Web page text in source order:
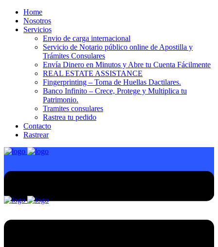
Home
Nosotros
Servicios
Envio de carga internacional
Servicio de Notario público online de Apostilla y
Trámites Consulares
Envía Dinero en Minutos y Abre tu Cuenta Fácilmente
REAL ESTATE ASSISTANCE
Fingerprinting – Toma de Huellas Dactilares.
Banco Infinito – Crece, Protege y Multiplica tu
Patrimonio.
Tramites consulares
Rastrea tu pedido
Contacto
Rastrear